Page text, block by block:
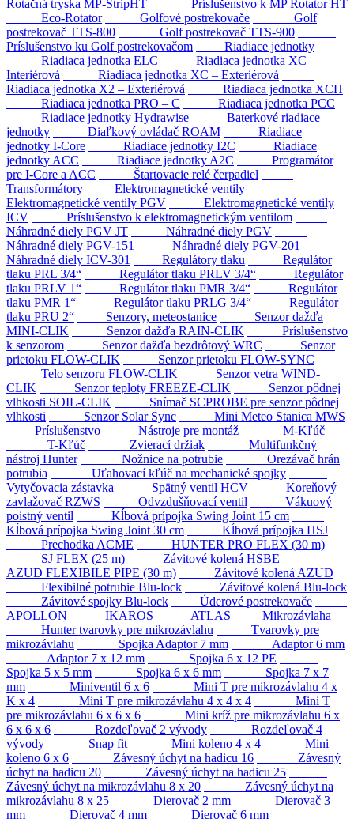
Rotačná tryska MP-StripHT
Príslušenstvo k MP Rotator HT
Eco-Rotator
Golfové postrekovače
Golf
postrekovač TTS-800
Golf postrekovač TTS-900
Príslušenstvo ku Golf postrekovačom
Riadiace jednotky
Riadiaca jednotka ELC
Riadiaca jednotka XC –
Interiérová
Riadiaca jednotka XC – Exteriérová
Riadiaca jednotka X2 – Exteriérová
Riadiaca jednotka XCH
Riadiaca jednotka PRO – C
Riadiaca jednotka PCC
Riadiace jednotky Hydrawise
Baterkové riadiace
jednotky
Diaľkový ovládač ROAM
Riadiace
jednotky I-Core
Riadiace jednotky I2C
Riadiace
jednotky ACC
Riadiace jednotky A2C
Programátor
pre I-Core a ACC
Štartovacie relé čerpadiel
Transformátory
Elektromagnetické ventily
Elektromagnetické ventily PGV
Elektromagnetické ventily
ICV
Príslušenstvo k elektromagnetickým ventilom
Náhradné diely PGV JT
Náhradné diely PGV
Náhradné diely PGV-151
Náhradné diely PGV-201
Náhradné diely ICV-301
Regulátory tlaku
Regulátor
tlaku PRL 3/4“
Regulátor tlaku PRLV 3/4“
Regulátor
tlaku PRLV 1“
Regulátor tlaku PMR 3/4“
Regulátor
tlaku PMR 1“
Regulátor tlaku PRLG 3/4“
Regulátor
tlaku PRU 2“
Senzory, meteostanice
Senzor dažďa
MINI-CLIK
Senzor dažďa RAIN-CLIK
Príslušenstvo
k senzorom
Senzor dažďa bezdrôtový WRC
Senzor
prietoku FLOW-CLIK
Senzor prietoku FLOW-SYNC
Telo senzoru FLOW-CLIK
Senzor vetra WIND-
CLIK
Senzor teploty FREEZE-CLIK
Senzor pôdnej
vlhkosti SOIL-CLIK
Snímač SCPROBE pre senzor pôdnej
vlhkosti
Senzor Solar Sync
Mini Meteo Stanica MWS
Príslušenstvo
Nástroje pre montáž
M-Kľúč
T-Kľúč
Zvierací držiak
Multifunkčný
nástroj Hunter
Nožnice na potrubie
Orezávač hrán
potrubia
Uťahovací kľúč na mechanické spojky
Vytyčovacia zástavka
Spätný ventil HCV
Koreňový
zavlažovač RZWS
Odvzdušňovací ventil
Vákuový
poistný ventil
Kĺbová prípojka Swing Joint 15 cm
Kĺbová prípojka Swing Joint 30 cm
Kĺbová prípojka HSJ
Prechodka ACME
HUNTER PRO FLEX (30 m)
SJ FLEX (25 m)
Závitové kolená HSBE
AZUD FLEXIBILE PIPE (30 m)
Závitové kolená AZUD
Flexibilné potrubie Blu-lock
Závitové kolená Blu-lock
Závitové spojky Blu-lock
Úderové postrekovače
APOLLON
IKAROS ATLAS
Mikrozávlaha
Hunter tvarovky pre mikrozávlahu
Tvarovky pre
mikrozávlahu
Spojka Adaptor 7 mm
Adaptor 6 mm
Adaptor 7 x 12 mm
Spojka 6 x 12 PE
Spojka 5 x 5 mm
Spojka 6 x 6 mm
Spojka 7 x 7
mm
Miniventil 6 x 6
Mini T pre mikrozávlahu 4 x
K x 4
Mini T pre mikrozávlahu 4 x 4 x 4
Mini T
pre mikrozávlahu 6 x 6 x 6
Mini kríž pre mikrozávlahu 6 x
6 x 6 x 6
Rozdeľovač 2 vývody
Rozdeľovač 4
vývody
Snap fit Mini koleno 4 x 4
Mini
koleno 6 x 6
Závesný úchyt na hadicu 16
Závesný
úchyt na hadicu 20
Závesný úchyt na hadicu 25
Závesný úchyt na mikrozávlahu 8 x 20
Závesný úchyt na
mikrozávlahu 8 x 25
Dierovač 2 mm
Dierovač 3
mm
Dierovač 4 mm
Dierovač 6 mm